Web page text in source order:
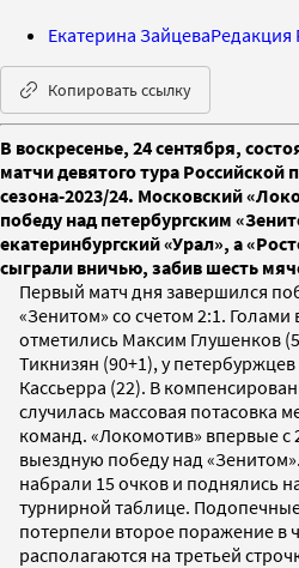
Екатерина ЗайцеваРедакция
Копировать ссылку
В воскресенье, 24 сентября,
матчи девятого тура
сезона-2023/24. Московский
победу над петербургским
екатеринбургский «Урал», а
сыграли вничью, забив шесть
Первый матч дня завершился
«Зенитом» со счетом 2:1. Голами
отметились Максим Глушенков
Тикнизян (90+1), у
Кассьерра (22). В
случилась массовая потасовка
команд. «Локомотив» впервые с
выездную победу над
набрали 15 очков и поднялись
турнирной таблице.
потерпели второе поражение в
располагаются на третьей